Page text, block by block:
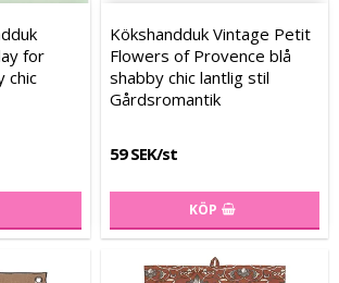
Lägg till i favoritlistan
for
chic
Kökshandduk Vintage Petit
Flowers of Provence blå
shabby chic lantlig stil
Gårdsromantik
59 SEK/st
KÖP